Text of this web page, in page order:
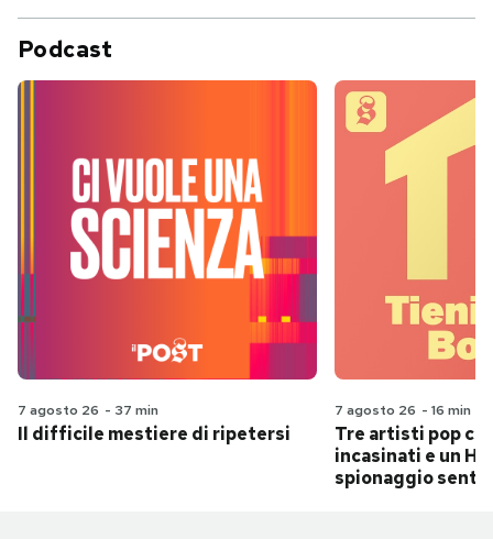
Podcast
7 agosto 26 - 37 min
Il difficile mestiere di ripetersi
7 agosto 26 - 16 min
Tre artisti pop
incasinati e un
spionaggio